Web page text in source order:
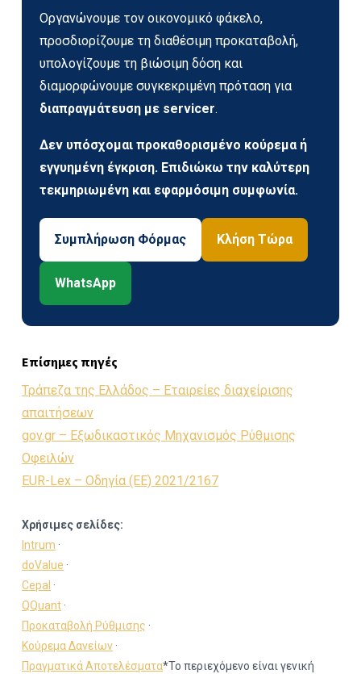
Οργανώνουμε τον οικονομικό φάκελο,
προσδιορίζουμε τη διαθέσιμη προκαταβολή,
υπολογίζουμε τη βιώσιμη δόση και
διαμορφώνουμε συγκεκριμένη πρόταση για
διαπραγμάτευση με servicer.
Δεν υπόσχομαι προκαθορισμένο κούρεμα ή
εγγυημένη έγκριση. Επιδιώκω την καλύτερη
τεκμηριωμένη και εφαρμόσιμη συμφωνία.
Συμπλήρωση Φόρμας Κλήση Τώρα
WhatsApp
Επίσημες πηγές
Τράπεζα της Ελλάδος – Εταιρείες διαχείρισης
απαιτήσεων
gov.gr – Εξωδικαστικός Μηχανισμός Ρύθμισης
Οφειλών
EUR-Lex – Οδηγία (ΕΕ) 2021/2167
Χρήσιμες σελίδες:
Intrum ·
doValue ·
Cepal ·
QQuant ·
Προκαταβολή Ρύθμισης ·
Κούρεμα Δανείων ·
Πραγματικά Αποτελέσματα*Το περιεχόμενο είναι γενική